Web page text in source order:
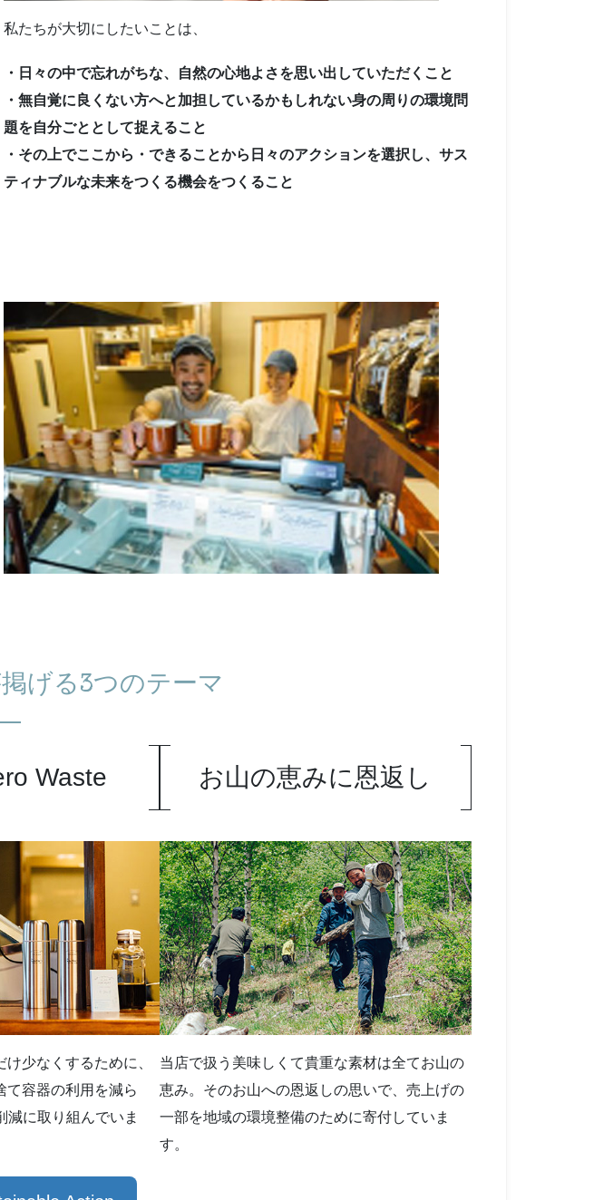
私たちが大切にしたいことは、
・日々の中で忘れがちな、自然の心地よさを思い出していただくこと
・無自覚に良くない方へと加担しているかもしれない身の周りの環境問
題を自分ごととして捉えること
・その上でここから・できることから日々のアクションを選択し、サス
ティナブルな未来をつくる機会をつくること
げる3つのテーマ
Waste
少なくするために、
て容器の利用を減ら
減に取り組んでいま
お山の恵みに恩返し
当店で扱う美味しくて貴重な素材は全てお山の
恵み。そのお山への恩返しの思いで、売上げの
一部を地域の環境整備のために寄付していま
す。